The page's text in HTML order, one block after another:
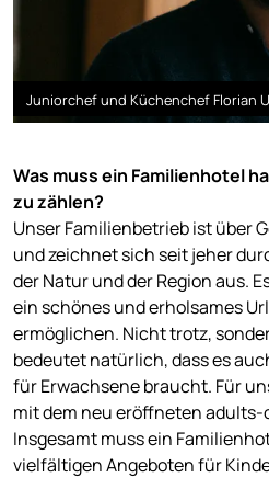
Juniorchef und Küchenchef Florian
Was muss ein Familienhotel
zu zählen?
Unser Familienbetrieb ist über
und zeichnet sich seit jeher
der Natur und der Region aus.
ein schönes und erholsames
ermöglichen. Nicht trotz,
bedeutet natürlich, dass es
für Erwachsene braucht. Für
mit dem neu eröffneten adults-
Insgesamt muss ein
vielfältigen Angeboten für